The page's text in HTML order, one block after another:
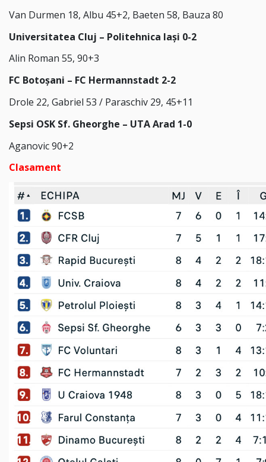
Van Durmen 18, Albu 45+2, Baeten 58, Bauza 80
Universitatea Cluj – Politehnica Iași 0-2
Alin Roman 55, 90+3
FC Botoșani – FC Hermannstadt 2-2
Drole 22, Gabriel 53 / Paraschiv 29, 45+11
Sepsi OSK Sf. Gheorghe – UTA Arad 1-0
Aganovic 90+2
Clasament